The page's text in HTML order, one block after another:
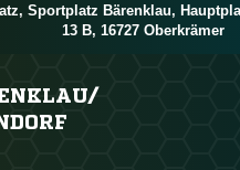
Sportplatz Bärenklau,
13 B, 16727 Oberkrämer